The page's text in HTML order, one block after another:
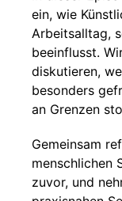
ein, wie
Arbeitsalltag,
beeinflusst.
diskutieren,
besonders
an Grenzen
Gemeinsam
menschlichen
zuvor, und